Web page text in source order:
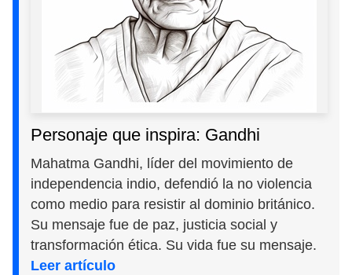
Personaje que inspira: Gandhi
Mahatma Gandhi, líder del movimiento de
independencia indio, defendió la no violencia
como medio para resistir al dominio británico.
Su mensaje fue de paz, justicia social y
transformación ética. Su vida fue su mensaje.
Leer artículo